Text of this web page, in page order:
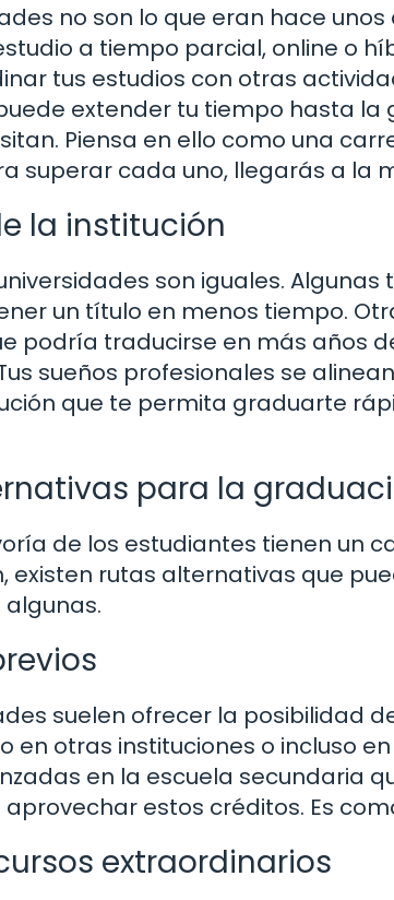
no son lo que eran hace
a tiempo parcial, online o
tus estudios con otras
extender tu tiempo hasta
Piensa en ello como una
superar cada uno, llegarás a la
la institución
son iguales.
un título en menos tiempo.
podría traducirse en más años
sueños profesionales se
que te permita graduarte
para la
de los estudiantes tienen un
existen rutas alternativas que
suelen ofrecer la posibilidad
en otras instituciones o incluso
en la escuela secundaria
estos créditos. Es
extraordinarios